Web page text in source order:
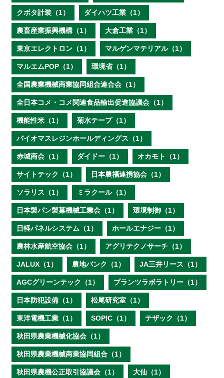
クボタ計装（1） ダイハツ工業（1）
農畜産業振興機構（1） 大倉工業（1）
東京エレクトロン（1） マルゲンマテリアル（1）
マルエムPOP（1） 環境省（1）
全国農業機械商業協同組合連合会（1）
全日本コメ・コメ関連食品輸出促進協議会（1）
機能性米（1） 菊水テープ（1）
バイオマスレジンホールディングス（1）
赤城商会（1） ダイドー（1） オカモト（1）
サイトテック（1） 日本農福連携協会（1）
ソラリス（1） ミラクール（1）
日本製パン製菓機械工業会（1） 環境制御（1）
日軽パネルシステム（1） ホールエナジー（1）
農林水産航空協会（1） アグリテクノサーチ（1）
JALUX（1） 農地バンク（1） JA三井リース（1）
AGCグリーンテック（1） プランツラボラトリー（1）
日本防犯設備（1） 松尾研究室（1）
東洋電機工業（1） SOPIC（1） テザック（1）
秋田県農業機械化協会（1）
秋田県農業機械商業協同組合（1）
秋田県農機公正取引協議会（1） 大仙（1）